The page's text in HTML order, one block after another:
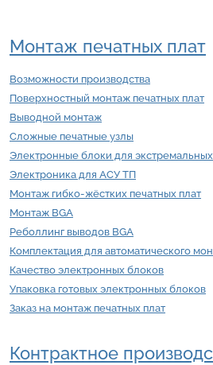
Монтаж печатных плат
Возможности производства
Поверхностный монтаж печатных плат
Выводной монтаж
Сложные печатные узлы
Электронные блоки для
Электроника для АСУ ТП
Монтаж гибко-жёстких печатных плат
Монтаж BGA
Реболлинг выводов BGA
Комплектация для автоматического
Качество электронных блоков
Упаковка готовых электронных блоков
Заказ на монтаж печатных плат
Контрактное